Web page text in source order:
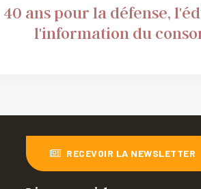
l'information du
RECEVOIR LA NEWSLETTER